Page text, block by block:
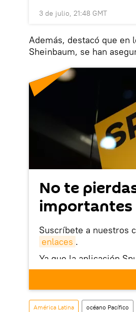
3 de julio, 21:48 GMT
Además, destacó que en
Sheinbaum, se han
No te
importantes
Suscríbete a nuestros
enlaces .
Ya que la aplicación
este enlace puedes
También tenemos una
América Latina océano Pacífico